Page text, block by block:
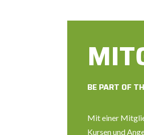
BE PART OF
Mit einer
Kursen und